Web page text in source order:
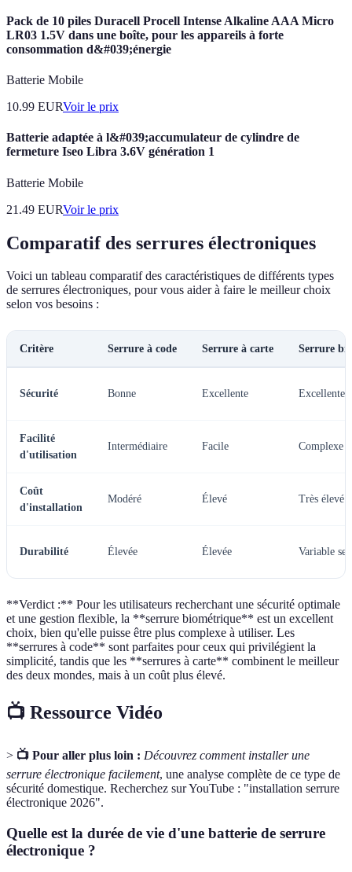
Pack de 10 piles Duracell Procell Intense Alkaline AAA Micro
LR03 1.5V dans une boîte, pour les appareils à forte
consommation d&#039;énergie
Batterie Mobile
10.99 EURVoir le prix
Batterie adaptée à l&#039;accumulateur de cylindre de
fermeture Iseo Libra 3.6V génération 1
Batterie Mobile
21.49 EURVoir le prix
Comparatif des serrures électroniques
Voici un tableau comparatif des caractéristiques de différents types
de serrures électroniques, pour vous aider à faire le meilleur choix
selon vos besoins :
Critère Serrure à code Serrure à carte Serrure
Sécurité Bonne Excellente Excellente
Facilité
d'utilisation
Intermédiaire Facile Complexe
Coût
d'installation
Modéré Élevé Très élevé
Durabilité Élevée Élevée Variable
**Verdict :** Pour les utilisateurs recherchant une sécurité optimale
et une gestion flexible, la **serrure biométrique** est un excellent
choix, bien qu'elle puisse être plus complexe à utiliser. Les
**serrures à code** sont parfaites pour ceux qui privilégient la
simplicité, tandis que les **serrures à carte** combinent le meilleur
des deux mondes, mais à un coût plus élevé.
📺 Ressource Vidéo
> 📺 Pour aller plus loin : Découvrez comment installer une
serrure électronique facilement, une analyse complète de ce type de
sécurité domestique. Recherchez sur YouTube : "installation serrure
électronique 2026".
Quelle est la durée de vie d'une batterie de serrure
électronique ?